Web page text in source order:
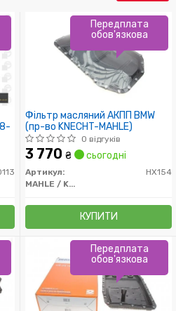
Фільтр масляний АКПП BMW
(пр-во KNECHT-MAHLE)
0 відгуків
3 770 ₴ сьогодні
Артикул:
HX154
MAHLE / KNECHT
КУПИТИ
Передплата
обов'язкова
Передплата
обов'язкова